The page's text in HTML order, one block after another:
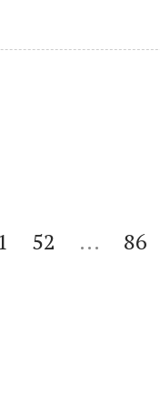
52 ... 86